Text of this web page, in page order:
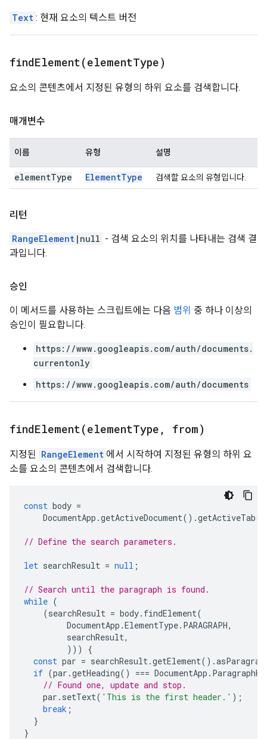
Text : 현재 요소의 텍스트 버전
findElement(elementType)
요소의 콘텐츠에서 지정된 유형의 하위 요소를 검색합니다.
매개변수
이름 유형 설명
elementType ElementType 검색할 요소의 유형입니다.
리턴
RangeElement |null - 검색 요소의 위치를 나타내는 검색 결
과입니다.
승인
이 메서드를 사용하는 스크립트에는 다음 범위 중 하나 이상의
승인이 필요합니다.
https://www.googleapis.com/auth/documents.
currentonly
https://www.googleapis.com/auth/documents
findElement(elementType , from)
지정된 RangeElement 에서 시작하여 지정된 유형의 하위 요
소를 요소의 콘텐츠에서 검색합니다.
const body =
DocumentApp .getActiveDocument().getActiveTab
// Define the search parameters.
let searchResult = null ;
// Search until the paragraph is found.
while (
(searchResult = body. findElement(
DocumentApp .ElementType. PARAGRAPH,
searchResult,
)))
{
const par = searchResult.getElement().
if (par .getHeading() === DocumentApp .
// Found one, update and stop.
par . setText( 'This is the first header.' );
break ;
}
}